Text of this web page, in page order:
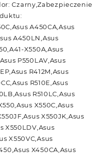
Czarny,Zabezpieczenie
A450CA,Asus
A450LN,Asus
X550A,Asus
P550LAV,Asus
R412M,Asus
R510E,Asus
R510LC,Asus
X550C,Asus
X550JK,Asus
X550LDV,Asus
X550VC,Asus
X450CA,Asus